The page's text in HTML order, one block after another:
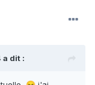
a dit :